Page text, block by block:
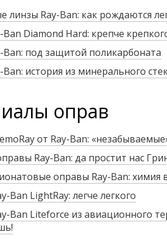
линзы Ray-Ban: как рождаются
Diamond Hard: крепче
под защитой поликарбоната
история из минерального
оправ
от Ray-Ban:
Ray-Ban: да простит нас
оправы Ray-Ban:
Ban LightRay: легче легкого
Ban Liteforce из авиационного